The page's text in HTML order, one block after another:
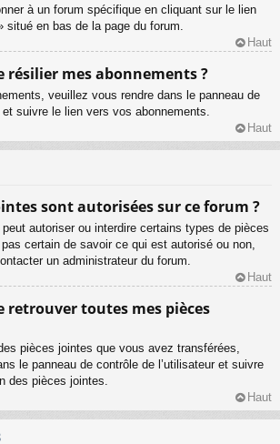
à un forum spécifique en cliquant sur le lien
situé en bas de la page du forum.
Haut
résilier mes abonnements ?
veuillez vous rendre dans le panneau de
et suivre le lien vers vos abonnements.
Haut
sont autorisées sur ce forum ?
autoriser ou interdire certains types de pièces
certain de savoir ce qui est autorisé ou non,
un administrateur du forum.
Haut
retrouver toutes mes pièces
pièces jointes que vous avez transférées,
le panneau de contrôle de l’utilisateur et suivre
des pièces jointes.
Haut